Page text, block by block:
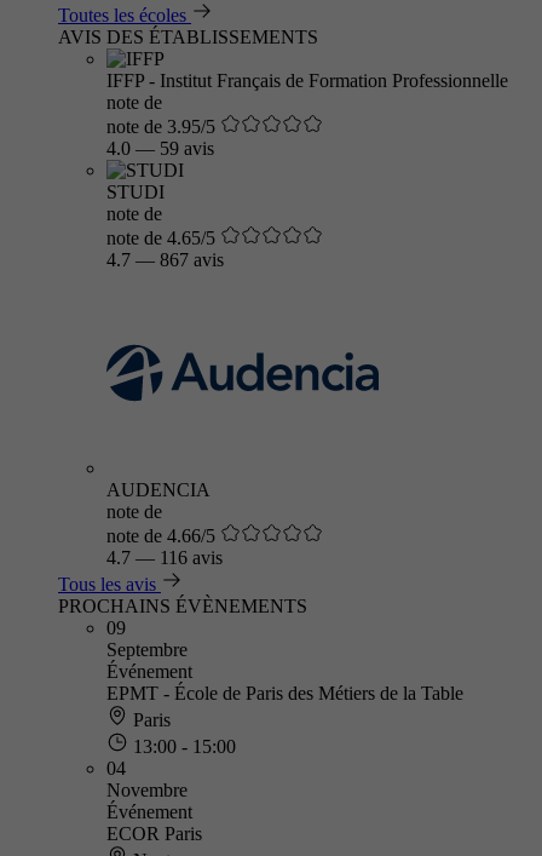
Toutes les écoles
AVIS DES ÉTABLISSEMENTS
IFFP - Institut Français de Formation Professionnelle
note de
note de 3.95/5
4.0 — 59 avis
STUDI
note de
note de 4.65/5
4.7 — 867 avis
AUDENCIA
note de
note de 4.66/5
4.7 — 116 avis
Tous les avis
PROCHAINS ÉVÈNEMENTS
09
Septembre
Événement
EPMT - École de Paris des Métiers de la Table
Paris
13:00 - 15:00
04
Novembre
Événement
ECOR Paris